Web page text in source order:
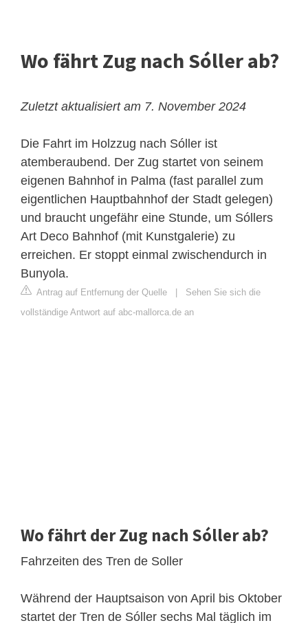
Wo fährt Zug nach Sóller ab?
Zuletzt aktualisiert am 7. November 2024
Die Fahrt im Holzzug nach Sóller ist
atemberaubend. Der Zug startet von seinem
eigenen Bahnhof in Palma (fast parallel zum
eigentlichen Hauptbahnhof der Stadt gelegen)
und braucht ungefähr eine Stunde, um Sóllers
Art Deco Bahnhof (mit Kunstgalerie) zu
erreichen. Er stoppt einmal zwischendurch in
Bunyola.
Antrag auf Entfernung der Quelle
Sehen Sie sich die
vollständige Antwort auf abc-mallorca.de an
Wo fährt der Zug nach Sóller ab?
Fahrzeiten des Tren de Soller
Während der Hauptsaison von April bis Oktober
startet der Tren de Sóller sechs Mal täglich im